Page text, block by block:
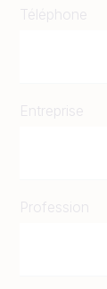
Téléphone
Entreprise
Profession